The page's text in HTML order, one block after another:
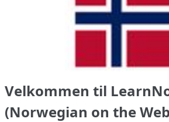
Velkommen til
(Norwegian on the